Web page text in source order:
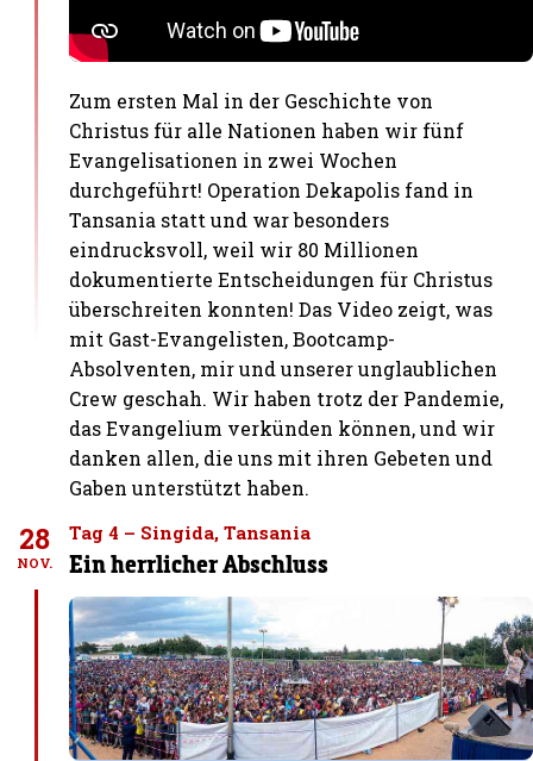
Zum ersten Mal in der Geschichte von
Christus für alle Nationen haben wir fünf
Evangelisationen in zwei Wochen
durchgeführt! Operation Dekapolis fand in
Tansania statt und war besonders
eindrucksvoll, weil wir 80 Millionen
dokumentierte Entscheidungen für Christus
überschreiten konnten! Das Video zeigt, was
mit Gast-Evangelisten, Bootcamp-
Absolventen, mir und unserer unglaublichen
Crew geschah. Wir haben trotz der Pandemie,
das Evangelium verkünden können, und wir
danken allen, die uns mit ihren Gebeten und
Gaben unterstützt haben.
28
NOV.
Tag 4 – Singida, Tansania
Ein herrlicher Abschluss